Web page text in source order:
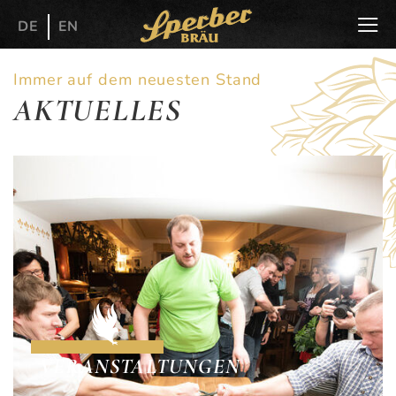
DE EN
Immer auf dem neuesten Stand
AKTUELLES
VERANSTALTUNGEN